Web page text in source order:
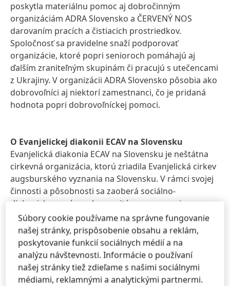
poskytla materiálnu pomoc aj dobročinným
organizáciám ADRA Slovensko a ČERVENÝ NOS
darovaním pracích a čistiacich prostriedkov.
Spoločnosť sa pravidelne snaží podporovať
organizácie, ktoré popri senioroch pomáhajú aj
ďalším zraniteľným skupinám či pracujú s utečencami
z Ukrajiny. V organizácii ADRA Slovensko pôsobia ako
dobrovoľníci aj niektorí zamestnanci, čo je pridaná
hodnota popri dobrovoľníckej pomoci.
O Evanjelickej diakonii ECAV na Slovensku
Evanjelická diakonia ECAV na Slovensku je neštátna
cirkevná organizácia, ktorú zriadila Evanjelická cirkev
augsburského vyznania na Slovensku. V rámci svojej
činnosti a pôsobnosti sa zaoberá sociálno-
diakonickou prácou, humanitárnou a rozvojovou
pomocou, zdravotníckou starostlivosťou, prevenciou
pre rôzne sociálne skupiny a vzdelávaním v týchto
oblastiach. Uvedené činnosti vykonáva buď priamo
cez ústredie a strediská evanjelickej diakonie, alebo v
súčinnosti so zborovými diakoniami, alebo na báze
spolupráce s pridruženými organizáciami.
Súbory cookie používame na správne fungovanie
našej stránky, prispôsobenie obsahu a reklám,
poskytovanie funkcií sociálnych médií a na
analýzu návštevnosti. Informácie o používaní
našej stránky tiež zdieľame s našimi sociálnymi
médiami, reklamnými a analytickými partnermi.